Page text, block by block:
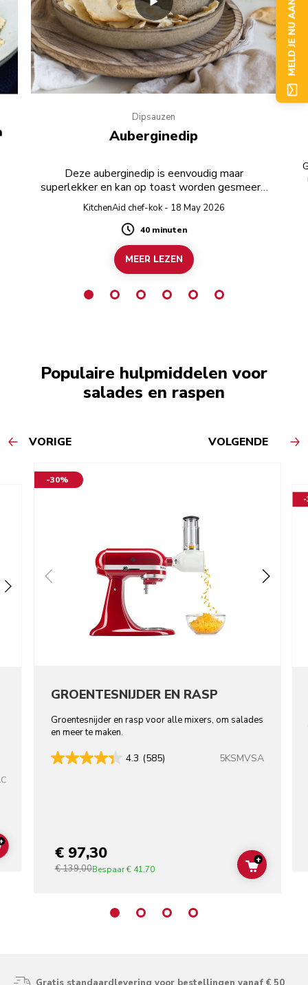
Dipsauzen
Auberginedip
Deze auberginedip is eenvoudig maar
superlekker en kan op toast worden gesmeerd
of worden geserveerd als een partydip.
KitchenAid chef-kok - 18 May 2026
Duration
40 minuten
MEER LEZEN
Populaire hulpmiddelen voor
salades en raspen
VORIGE VOLGENDE
ADD TO CART
-30%
GROENTESNIJDER EN RASP
Groentesnijder en rasp voor alle mixers, om salades
en meer te maken.
4.3 (585) 5KSMVSA
€ 97,30
€ 139,00Bespaar€ 41,70 ADD TO
+
-
MELD JE NU AAN